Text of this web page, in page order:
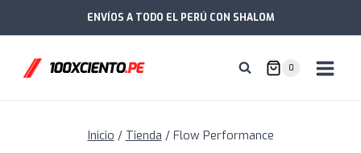
al
ENVÍOS A TODO EL PERÚ CON SHALOM
0
Inicio / Tienda / Flow Performance